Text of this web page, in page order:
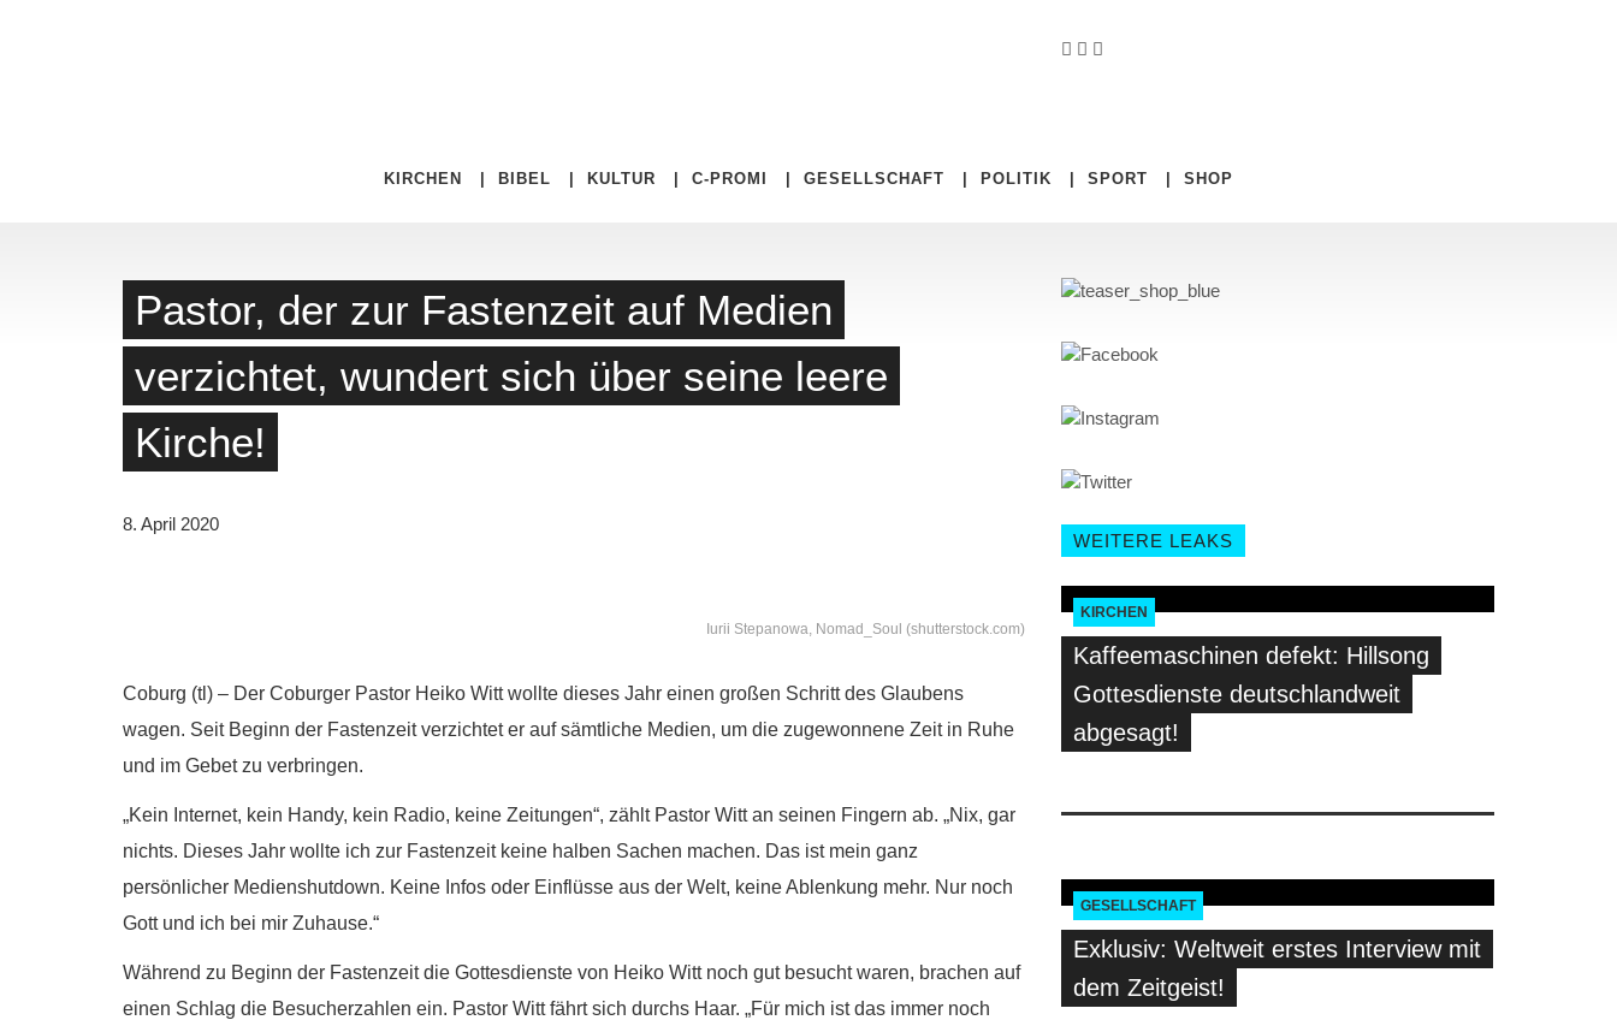
KIRCHEN BIBEL KULTUR C-PROMI GESELLSCHAFT POLITIK SPORT SHOP
Pastor, der zur Fastenzeit auf Medien
verzichtet, wundert sich über seine leere
Kirche!
8. April 2020
Iurii Stepanowa, Nomad_Soul (shutterstock.com)
Coburg (tl) – Der Coburger Pastor Heiko Witt wollte dieses Jahr einen großen Schritt des Glaubens
wagen. Seit Beginn der Fastenzeit verzichtet er auf sämtliche Medien, um die zugewonnene Zeit in Ruhe
und im Gebet zu verbringen.
„Kein Internet, kein Handy, kein Radio, keine Zeitungen“, zählt Pastor Witt an seinen Fingern ab. „Nix, gar
nichts. Dieses Jahr wollte ich zur Fastenzeit keine halben Sachen machen. Das ist mein ganz
persönlicher Medienshutdown. Keine Infos oder Einflüsse aus der Welt, keine Ablenkung mehr. Nur noch
Gott und ich bei mir Zuhause.“
Während zu Beginn der Fastenzeit die Gottesdienste von Heiko Witt noch gut besucht waren, brachen auf
einen Schlag die Besucherzahlen ein. Pastor Witt fährt sich durchs Haar. „Für mich ist das immer noch
WEITERE LEAKS
KIRCHEN
Kaffeemaschinen defekt: Hillsong
Gottesdienste deutschlandweit
abgesagt!
GESELLSCHAFT
Exklusiv: Weltweit erstes Interview mit
dem Zeitgeist!